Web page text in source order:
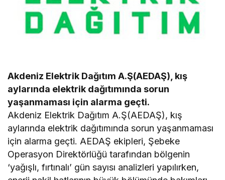
Akdeniz Elektrik Dağıtım A.Ş(AEDAŞ), kış
aylarında elektrik dağıtımında sorun
yaşanmaması için alarma geçti.
Akdeniz Elektrik Dağıtım A.Ş(AEDAŞ), kış
aylarında elektrik dağıtımında sorun yaşanmaması
için alarma geçti. AEDAŞ ekipleri, Şebeke
Operasyon Direktörlüğü tarafından bölgenin
‘yağışlı, fırtınalı’ gün sayısı analizleri yapılırken,